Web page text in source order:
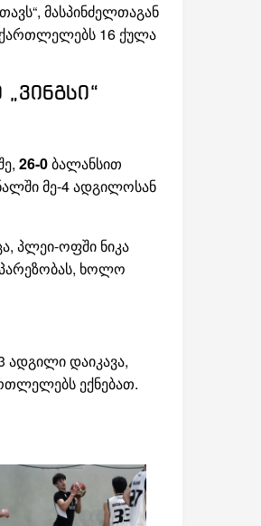
მასპინძელთაგან
16 ქულა
26-0ბალანსით
მე-4 ადგილოსან
პლეი-ოფში ნიკა
ხოლო
ადგილი დაიკავა,
ექნებათ.